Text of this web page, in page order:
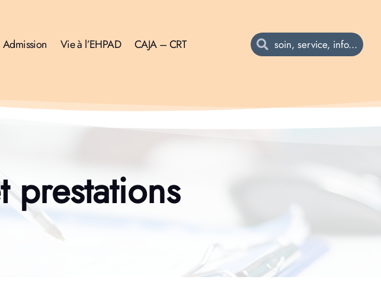
Admission Vie à l’EHPAD CAJA – CRT
prestations